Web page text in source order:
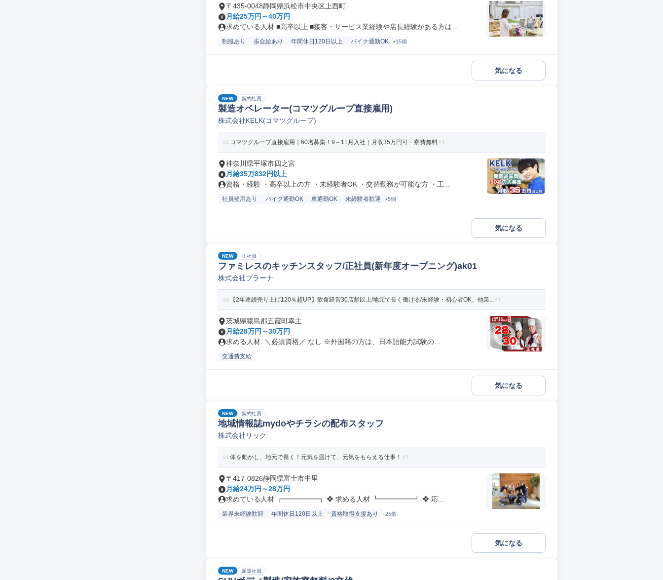
〒435-0048静岡県浜松市中央区上西町
月給25万円～40万円
求めている人材 ■高卒以上 ■接客・サービス業経験や店長経験がある方は...
制服あり 歩合給あり 年間休日120日以上 バイク通勤OK +15個
気になる
NEW 契約社員
製造オペレーター(コマツグループ直接雇用)
株式会社KELK(コマツグループ)
コマツグループ直接雇用｜60名募集！9～11月入社｜月収35万円可・寮費無料
神奈川県平塚市四之宮
月給35万832円以上
資格・経験 ・高卒以上の方 ・未経験者OK ・交替勤務が可能な方 ・工...
社員登用あり バイク通勤OK 車通勤OK 未経験者歓迎 +5個
気になる
NEW 正社員
ファミレスのキッチンスタッフ/正社員(新年度オープニング)ak01
株式会社プラーナ
【2年連続売り上げ120％超UP】飲食経営30店舗以上/地元で長く働ける/未経験・初心者OK、他業...
茨城県猿島郡五霞町幸主
月給28万円～30万円
求める人材: ＼必須資格／ なし ※外国籍の方は、日本語能力試験の...
交通費支給
気になる
NEW 契約社員
地域情報誌mydoやチラシの配布スタッフ
株式会社リック
体を動かし、地元で長く！元気を届けて、元気をもらえる仕事！
〒417-0826静岡県富士市中里
月給24万円～28万円
求めている人材 ┏━━━━━┓ ❖ 求める人材 ┗━━━━━┛ ❖ 応...
業界未経験歓迎 年間休日120日以上 資格取得支援あり +25個
気になる
NEW 派遣社員